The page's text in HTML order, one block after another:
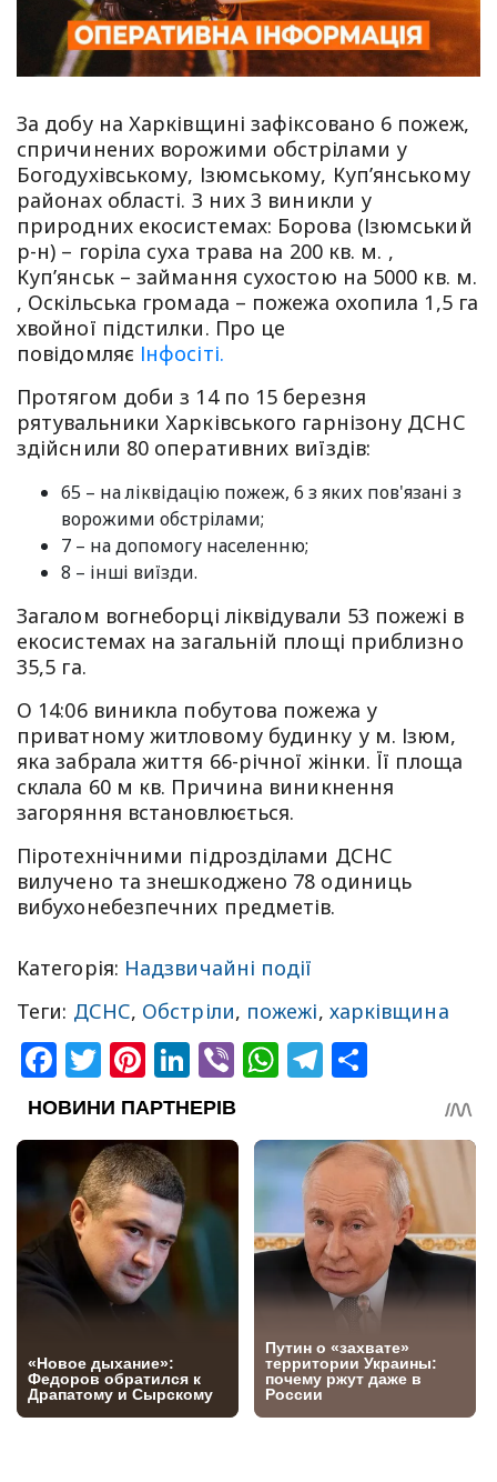
За добу на Харківщині зафіксовано 6 пожеж,
спричинених ворожими обстрілами у
Богодухівському, Ізюмському, Куп’янському
районах області. З них 3 виникли у
природних екосистемах: Борова (Ізюмський
р-н) – горіла суха трава на 200 кв. м. ,
Куп’янськ – займання сухостою на 5000 кв. м.
, Оскільська громада – пожежа охопила 1,5 га
хвойної підстилки. Про це
повідомляє Інфосіті.
Протягом доби з 14 по 15 березня
рятувальники Харківського гарнізону ДСНС
здійснили 80 оперативних виїздів:
65 – на ліквідацію пожеж, 6 з яких пов'язані з
ворожими обстрілами;
7 – на допомогу населенню;
8 – інші виїзди.
Загалом вогнеборці ліквідували 53 пожежі в
екосистемах на загальній площі приблизно
35,5 га.
О 14:06 виникла побутова пожежа у
приватному житловому будинку у м. Ізюм,
яка забрала життя 66-річної жінки. Її площа
склала 60 м кв. Причина виникнення
загоряння встановлюється.
Піротехнічними підрозділами ДСНС
вилучено та знешкоджено 78 одиниць
вибухонебезпечних предметів.
Категорія: Надзвичайні події
Теги: ДСНС, Обстріли, пожежі, харківщина
Facebook
Twitter
Pinterest
LinkedIn
ViberWhatsApp
Telegram